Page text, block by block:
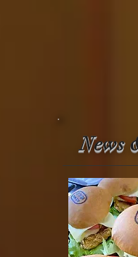
News